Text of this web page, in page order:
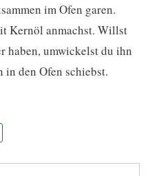
im Ofen garen.
Kernöl anmachst. Willst
haben, umwickelst du ihn
den Ofen schiebst.